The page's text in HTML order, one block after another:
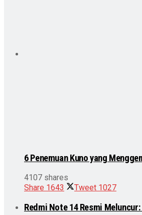
6 Penemuan Kuno yang
4107 shares
Share 1643 Tweet 1027
Redmi Note 14 Resmi